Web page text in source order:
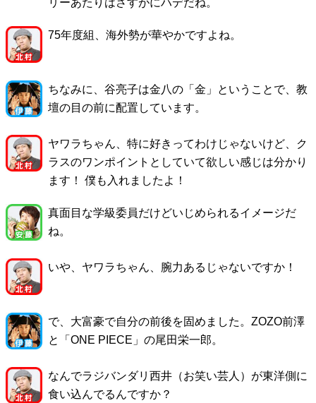
リーあたりはさすがにハデだね。
75年度組、海外勢が華やかですよね。
ちなみに、谷亮子は金八の「金」ということで、教
壇の目の前に配置しています。
ヤワラちゃん、特に好きってわけじゃないけど、ク
ラスのワンポイントとしていて欲しい感じは分かり
ます！ 僕も入れましたよ！
真面目な学級委員だけどいじめられるイメージだ
ね。
いや、ヤワラちゃん、腕力あるじゃないですか！
で、大富豪で自分の前後を固めました。ZOZO前澤
と「ONE PIECE」の尾田栄一郎。
なんでラジバンダリ西井（お笑い芸人）が東洋側に
食い込んでるんですか？